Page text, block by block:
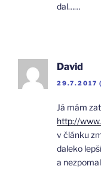
dal……
David
29.7.2017
Já mám
http://
v článku
daleko
a